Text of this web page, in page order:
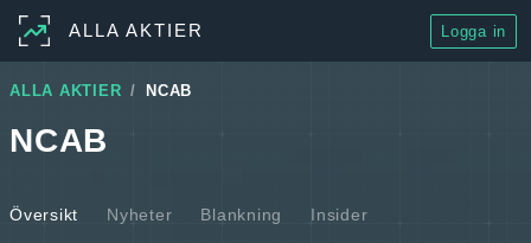
ALLA AKTIER Logga in
ALLA AKTIER NCAB
NCAB
Översikt Nyheter Blankning Insider